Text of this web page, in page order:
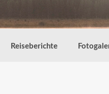
Reiseberichte